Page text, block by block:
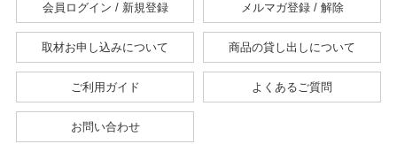
会員ログイン / 新規登録 メルマガ登録 / 解除
取材お申し込みについて 商品の貸し出しについて
ご利用ガイド よくあるご質問
お問い合わせ